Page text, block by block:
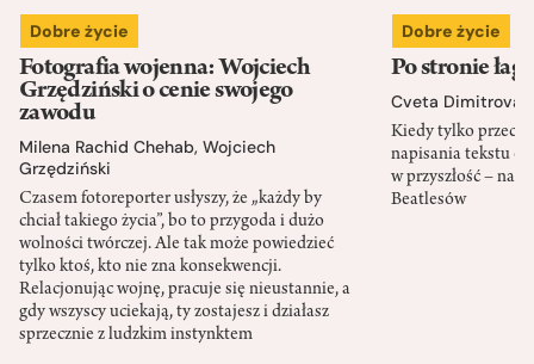
Dobre życie
Fotografia wojenna: Wojciech
Grzędziński o cenie swojego
zawodu
Milena Rachid Chehab, Wojciech
Grzędziński
Czasem fotoreporter usłyszy, że „każdy by
chciał takiego życia”, bo to przygoda i dużo
wolności twórczej. Ale tak może powiedzieć
tylko ktoś, kto nie zna konsekwencji.
Relacjonując wojnę, pracuje się nieustannie, a
gdy wszyscy uciekają, ty zostajesz i działasz
sprzecznie z ludzkim instynktem
Dobre życie
Po stronie
Cveta Dimitrova
Kiedy tylko
napisania tekstu o
w przyszłość –
Beatlesów